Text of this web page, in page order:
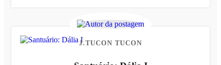
J.TUCON TUCON